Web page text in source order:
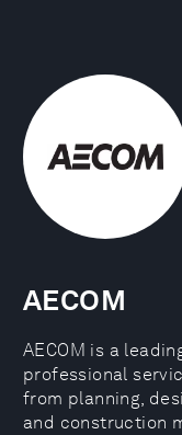
AECOM
AECOM is a
professional
from planning,
and construction